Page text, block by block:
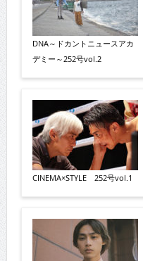
DNA～ドカントニュースアカ
デミー～252号vol.2
CINEMA×STYLE 252号vol.1